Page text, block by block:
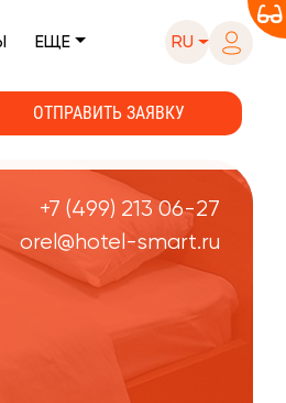
ЕЩЕ RU
+7 (499) 213 06-27
orel@hotel-smart.ru